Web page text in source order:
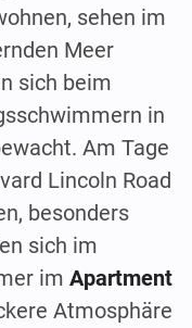
sehen im
Meer
sich beim
in
Am Tage
Lincoln Road
besonders
sich im
im Apartment
Atmosphäre